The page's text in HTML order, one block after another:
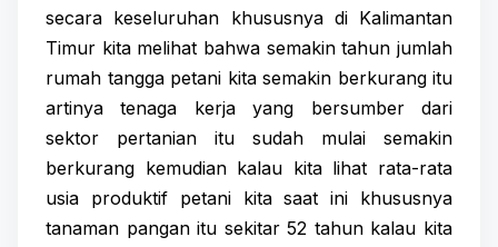
secara keseluruhan khususnya di Kalimantan
Timur kita melihat bahwa semakin tahun jumlah
rumah tangga petani kita semakin berkurang itu
artinya tenaga kerja yang bersumber dari
sektor pertanian itu sudah mulai semakin
berkurang kemudian kalau kita lihat rata-rata
usia produktif petani kita saat ini khususnya
tanaman pangan itu sekitar 52 tahun kalau kita